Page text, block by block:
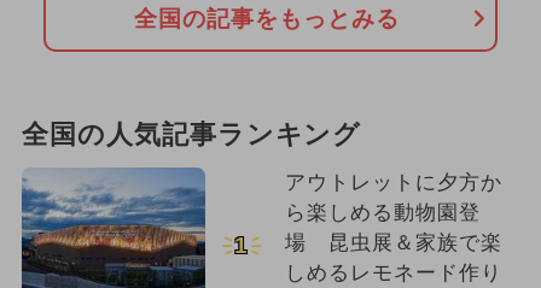
全国の記事をもっとみる
全国の人気記事ランキング
1
アウトレットに夕方か
ら楽しめる動物園登
場 昆虫展＆家族で楽
しめるレモネード作り